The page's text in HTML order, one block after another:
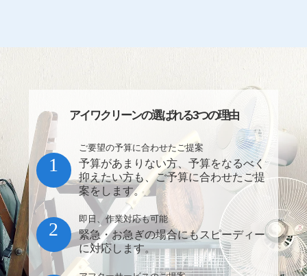
アイワクリーンの選ばれる3つの理由
ご要望の予算に合わせたご提案
予算があまりない方、予算をなるべく
抑えたい方も、ご予算に合わせたご提
案をします。
1
即日、作業対応も可能
緊急・お急ぎの場合にもスピーディー
に対応します。
2